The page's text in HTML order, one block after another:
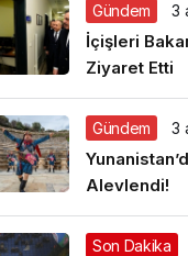
Gece
Gece
Sistem
Sistem
Gündem 3
İçişleri
Ziyaret Etti
Gündem 3
Alevlendi!
Son Dakika